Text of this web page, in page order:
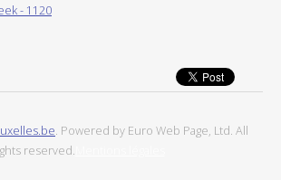
- 1120
. Powered by Euro Web Page, Ltd. All
reserved.